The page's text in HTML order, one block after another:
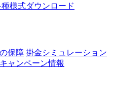
種様式ダウンロード
保障 掛金シミュレーション
キャンペーン情報